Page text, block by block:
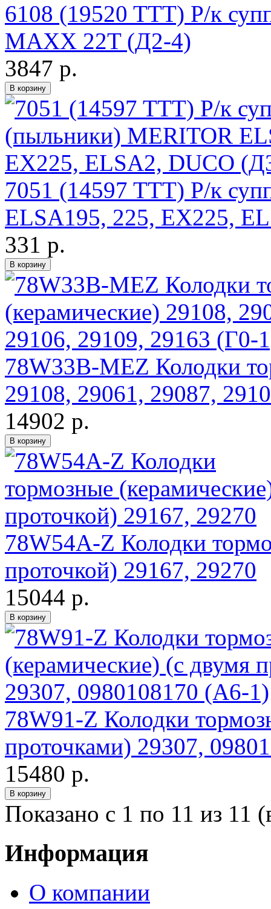
6108 (19520 TTT) Р/к
MAXX 22T (Д2-4)
3847 р.
7051 (14597 TTT) Р/к
ELSA195, 225, EX225,
331 р.
78W33B-MEZ Колодки
29108, 29061, 29087,
14902 р.
78W54A-Z Колодки
проточкой) 29167, 29270
15044 р.
78W91-Z Колодки
проточками) 29307,
15480 р.
Показано с 1 по 11 из 11
Информация
О компании